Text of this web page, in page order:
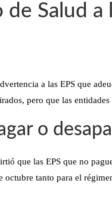
Salud a
a las EPS que
pero que las
o
que las EPS que no
tanto para el